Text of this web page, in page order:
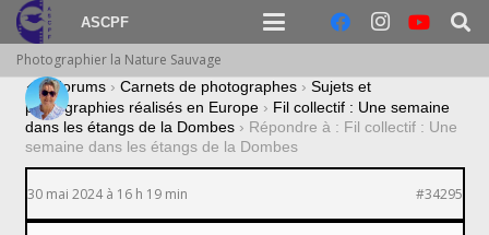
ASCPF
Photographier la Nature Sauvage
› Forums › Carnets de photographes › Sujets et
photographies réalisés en Europe › Fil collectif : Une semaine
dans les étangs de la Dombes › Répondre à : Fil collectif : Une
semaine dans les étangs de la Dombes
30 mai 2024 à 16 h 19 min #34295